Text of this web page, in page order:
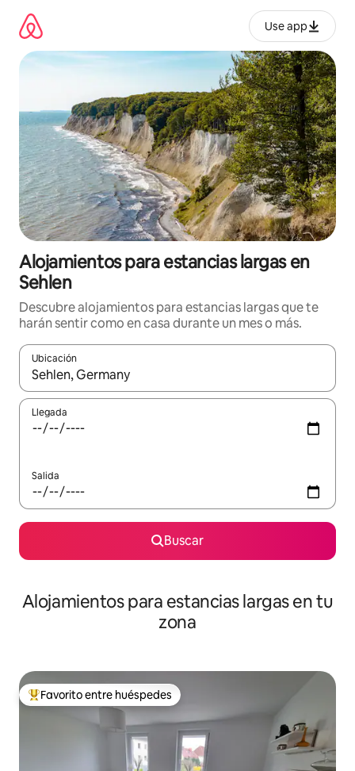
contenido
Use app
Alojamientos para estancias largas en
Sehlen
Descubre alojamientos para estancias largas que te
harán sentir como en casa durante un mes o más.
Ubicación
Cuando los resultados estén disponibles, podrás navegar
Llegada
Salida
Buscar
Alojamientos para estancias largas en tu
zona
De los mejores en Favorito entre huéspedes
Favorito entre huéspedes